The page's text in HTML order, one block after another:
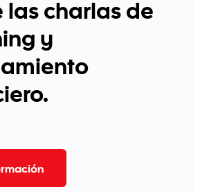
las charlas de
y